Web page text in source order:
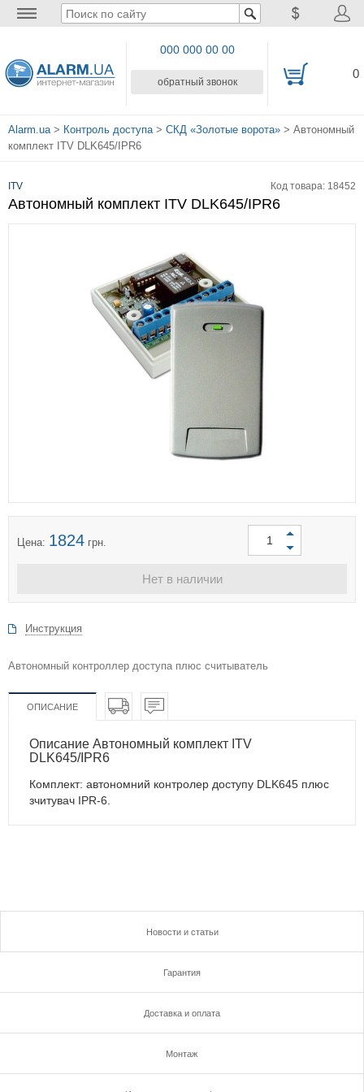
000 000 00 00
обратный звонок
0
Alarm.ua> Контроль доступа > СКД «Золотые ворота» > Автономный
комплект ITV DLK645/IPR6
ITV Код товара: 18452
Автономный комплект ITV DLK645/IPR6
Цена: 1824 грн.
Нет в наличии
Инструкция
Автономный контроллер доступа плюс считыватель
ОПИСАНИЕ
Описание Автономный комплект ITV
DLK645/IPR6
Комплект: автономний контролер доступу DLK645 плюс
зчитувач IPR-6.
Новости и статьи
Гарантия
Доставка и оплата
Монтаж